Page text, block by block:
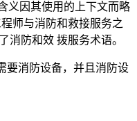
义因其使用的上下文而略
师与消防和救接服务之
消防和效 拨服务术语。
要消防设备，并且消防设